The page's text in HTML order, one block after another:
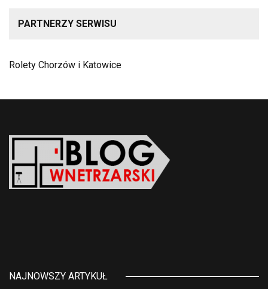
PARTNERZY SERWISU
Rolety Chorzów i Katowice
NAJNOWSZY ARTYKUŁ